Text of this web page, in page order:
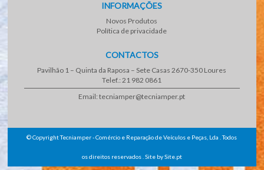
INFORMAÇÕES
Novos Produtos
Política de privacidade
CONTACTOS
Pavilhão 1 – Quinta da Raposa – Sete Casas 2670-350 Loures
Telef.: 21 982 0861
Email: tecniamper@tecniamper.pt
© Copyright Tecniamper - Comércio e Reparação de Veículos e Peças, Lda . Todos
os direitos reservados . SitebySite.pt